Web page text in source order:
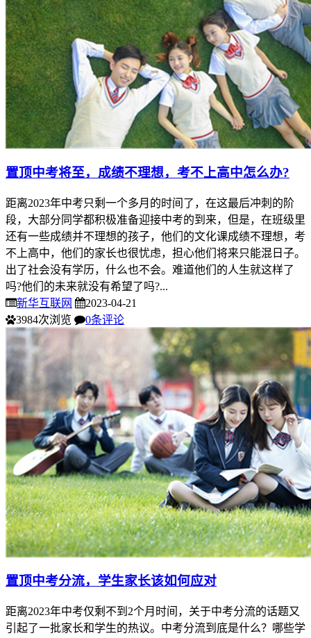
置顶中考将至，成绩不理想，考不上高中怎么办?
距离2023年中考只剩一个多月的时间了，在这最后冲刺的阶
段，大部分同学都积极准备迎接中考的到来，但是，在班级里
还有一些成绩并不理想的孩子，他们的文化课成绩不理想，考
不上高中，他们的家长也很忧虑，担心他们将来只能混日子。
出了社会没有学历，什么也不会。难道他们的人生就这样了
吗?他们的未来就没有希望了吗?...
新华互联网
2023-04-21
3984次浏览
0条评论
置顶中考分流，学生家长该如何应对
距离2023年中考仅剩不到2个月时间，关于中考分流的话题又
引起了一批家长和学生的热议。中考分流到底是什么？哪些学